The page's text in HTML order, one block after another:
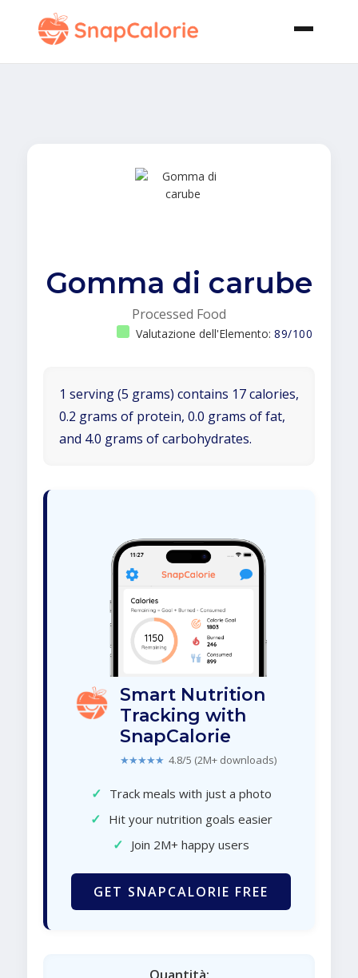
Gomma di carube
Processed Food
Valutazione dell'Elemento: 89/100
1 serving (5 grams) contains 17 calories,
0.2 grams of protein, 0.0 grams of fat,
and 4.0 grams of carbohydrates.
Smart Nutrition
Tracking with
SnapCalorie
★★★★★ 4.8/5 (2M+ downloads)
✓ Track meals with just a photo
✓ Hit your nutrition goals easier
✓ Join 2M+ happy users
GET SNAPCALORIE FREE